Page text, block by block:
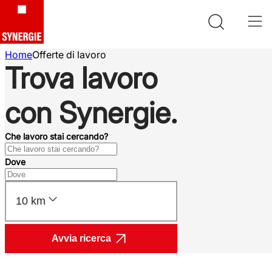
HomeOfferte di lavoro
Trova lavoro
con Synergie.
Che lavoro stai cercando?
Dove
10 km
Avvia ricerca